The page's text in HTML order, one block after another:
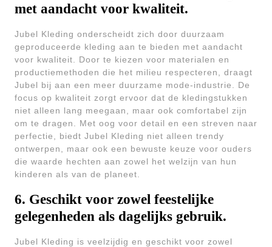
met aandacht voor kwaliteit.
Jubel Kleding onderscheidt zich door duurzaam
geproduceerde kleding aan te bieden met aandacht
voor kwaliteit. Door te kiezen voor materialen en
productiemethoden die het milieu respecteren, draagt
Jubel bij aan een meer duurzame mode-industrie. De
focus op kwaliteit zorgt ervoor dat de kledingstukken
niet alleen lang meegaan, maar ook comfortabel zijn
om te dragen. Met oog voor detail en een streven naar
perfectie, biedt Jubel Kleding niet alleen trendy
ontwerpen, maar ook een bewuste keuze voor ouders
die waarde hechten aan zowel het welzijn van hun
kinderen als van de planeet.
6. Geschikt voor zowel feestelijke
gelegenheden als dagelijks gebruik.
Jubel Kleding is veelzijdig en geschikt voor zowel